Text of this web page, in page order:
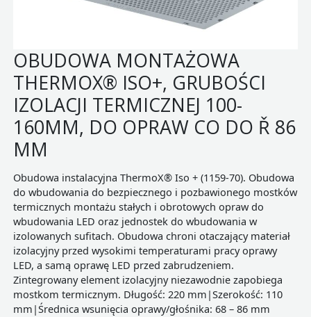
OBUDOWA MONTAŻOWA
THERMOX® ISO+, GRUBOŚCI
IZOLACJI TERMICZNEJ 100-
160MM, DO OPRAW CO DO Ř 86
MM
Obudowa instalacyjna ThermoX® Iso + (1159-70). Obudowa
do wbudowania do bezpiecznego i pozbawionego mostków
termicznych montażu stałych i obrotowych opraw do
wbudowania LED oraz jednostek do wbudowania w
izolowanych sufitach. Obudowa chroni otaczający materiał
izolacyjny przed wysokimi temperaturami pracy oprawy
LED, a samą oprawę LED przed zabrudzeniem.
Zintegrowany element izolacyjny niezawodnie zapobiega
mostkom termicznym. Długość: 220 mm|Szerokość: 110
mm|Średnica wsunięcia oprawy/głośnika: 68 – 86 mm